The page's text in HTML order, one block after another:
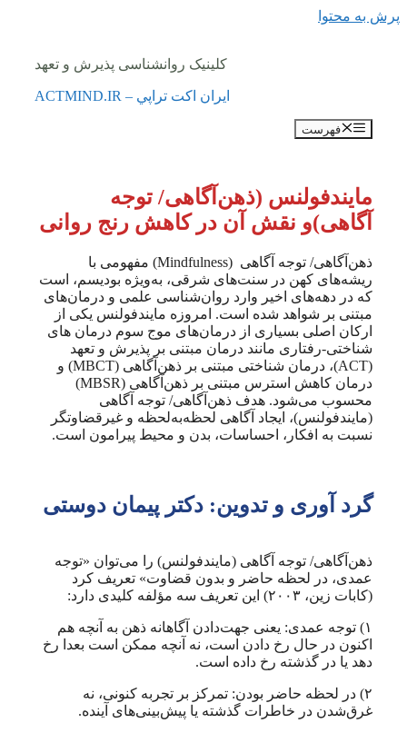
پرش به محتوا
کلینیک روانشناسی پذیرش و تعهد
ايران اكت تراپي – ACTMIND.IR
فهرست
مایندفولنس (ذهن‌آگاهی/ توجه
آگاهی)و نقش آن در کاهش رنج روانی
ذهن‌آگاهی/ توجه آگاهی (Mindfulness) مفهومی با
ریشه‌های کهن در سنت‌های شرقی، به‌ویژه بودیسم، است
که در دهه‌های اخیر وارد روان‌شناسی علمی و درمان‌های
مبتنی بر شواهد شده است. امروزه مایندفولنس یکی از
ارکان اصلی بسیاری از درمان‌های موج سوم درمان های
شناختی-رفتاری مانند درمان مبتنی بر پذیرش و تعهد
(ACT)، درمان شناختی مبتنی بر ذهن‌آگاهی (MBCT) و
درمان کاهش استرس مبتنی بر ذهن‌آگاهی (MBSR)
محسوب می‌شود. هدف ذهن‌آگاهی/ توجه آگاهی
(مایندفولنس)، ایجاد آگاهی لحظه‌به‌لحظه و غیرقضاوتگر
نسبت به افکار، احساسات، بدن و محیط پیرامون است.
گرد آوری و تدوین: دکتر پیمان دوستی
ذهن‌آگاهی/ توجه آگاهی (مایندفولنس) را می‌توان «توجه
عمدی، در لحظه حاضر و بدون قضاوت» تعریف کرد
(کابات زین، ۲۰۰۳) این تعریف سه مؤلفه کلیدی دارد:
۱) توجه عمدی: یعنی جهت‌دادن آگاهانه ذهن به آنچه هم
اکنون در حال رخ دادن است، نه آنچه ممکن است بعدا رخ
دهد یا در گذشته رخ داده است.
۲) در لحظه حاضر بودن: تمرکز بر تجربه کنونی، نه
غرق‌شدن در خاطرات گذشته یا پیش‌بینی‌های آینده.